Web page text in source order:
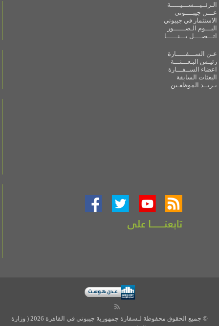
الـرئــيـــســـيـــــة
عـــن جيبــــوتي
الاستثمار في جيبوتي
البـــوم الـصــــــور
اتـــصــــل بـــنــــــا
عـن الســـفـــــارة
رئيـس البـعـــثـــة
اعضاء الســفـــارة
البعثات السابقة
بـريــد الموظفـين
© جميع الحقوق محفوظة لـسفارة جمهورية جيبوتي في القاهرة 2026 ( وزارة